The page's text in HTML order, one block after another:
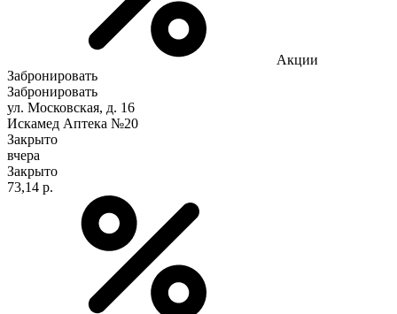
Акции
Забронировать
Забронировать
ул. Московская, д. 16
Искамед Аптека №20
Закрыто
вчера
Закрыто
73,14 р.